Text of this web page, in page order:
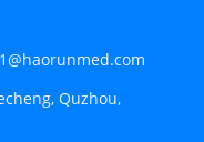
Quzhou,